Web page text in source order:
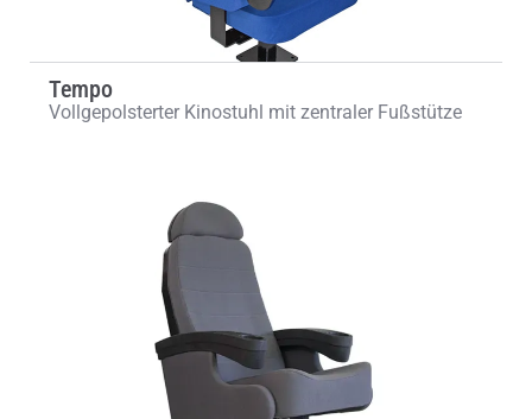
Tempo
Vollgepolsterter Kinostuhl mit zentraler Fußstütze